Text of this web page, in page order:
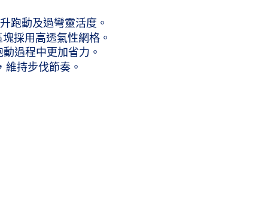
(僅限台灣本島，離島恕不配送) 預計2-3個工作天到貨
，滿NT$1,500(含以上)免運費
跑動及過彎靈活度。
採用高透氣性網格。
過程中更加省力。
持步伐節奏。